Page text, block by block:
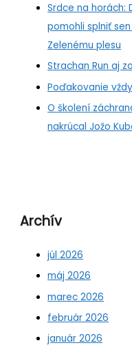
Srdce na horách:
pomohli splniť
Zelenému plesu
Strachan Run aj
Poďakovanie
O školení
nakrúcal Jožo
Archív
júl 2026
máj 2026
marec 2026
február 2026
január 2026